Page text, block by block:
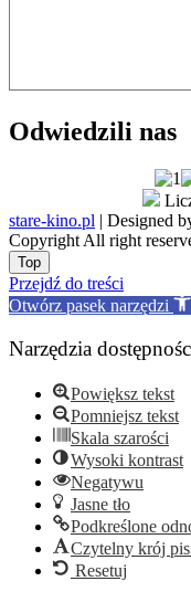
Odwiedzili nas
stare-kino.pl | Designed
Copyright All right
Go
to
top
Top
Przejdź do treści
Otwórz pasek narzędzi
Narzędzia
Powiększ tekst
Pomniejsz tekst
Skala szarości
Wysoki kontrast
Negatywu
Jasne tło
Podkreślone
Czytelny krój
Resetuj